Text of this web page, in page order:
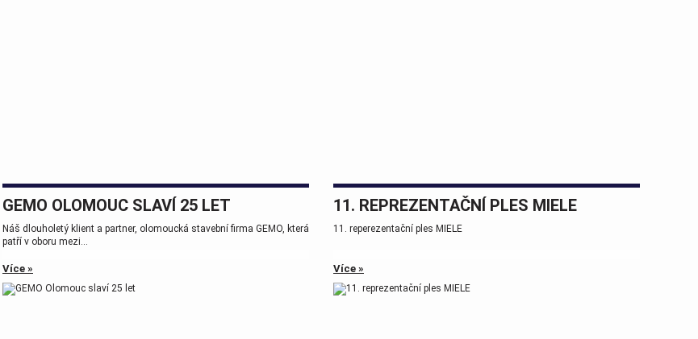
GEMO OLOMOUC SLAVÍ 25 LET
Náš dlouholetý klient a partner, olomoucká stavební firma GEMO, která
patří v oboru mezi...
Více »
11. REPREZENTAČNÍ PLES MIELE
11. reperezentační ples MIELE
Více »